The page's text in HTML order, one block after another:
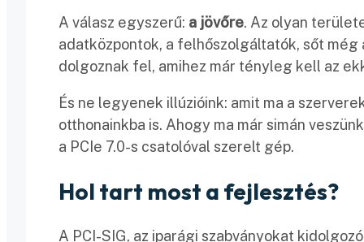
A válasz egyszerű: a jövőre. Az olyan
adatközpontok, a felhőszolgáltatók, sőt
dolgoznak fel, amihez már tényleg kell az
És ne legyenek illúzióink: amit ma a
otthonainkba is. Ahogy ma már simán
a PCIe 7.0-s csatolóval szerelt gép.
Hol tart most a fejlesztés?
A PCI-SIG, az iparági szabványokat